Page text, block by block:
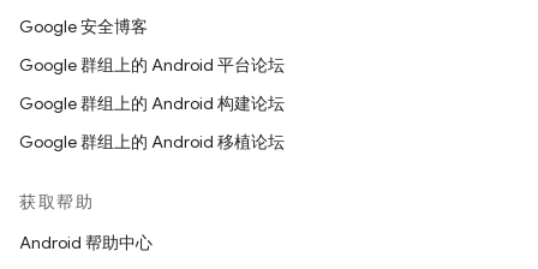
Google 安全博客
Google 群组上的 Android 平台论坛
Google 群组上的 Android 构建论坛
Google 群组上的 Android 移植论坛
获取帮助
Android 帮助中心